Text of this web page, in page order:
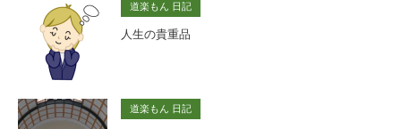
道楽もん 日記
人生の貴重品
道楽もん 日記